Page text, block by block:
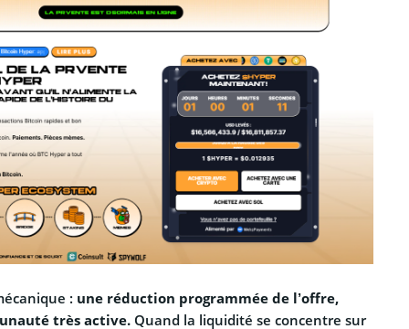
: une réduction programmée de l’offre,
très active. Quand la liquidité se concentre sur